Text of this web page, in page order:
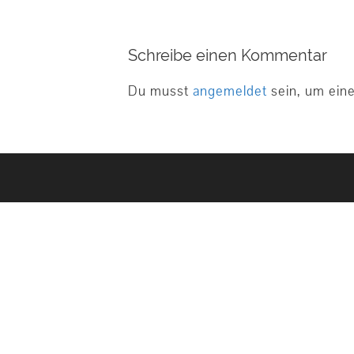
Schreibe einen Kommentar
Du musst angemeldet sein, um